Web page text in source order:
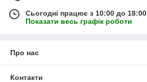
Сьогодні працює з 10:00 до 18:00
Показати весь графік роботи
Про нас
Контакти